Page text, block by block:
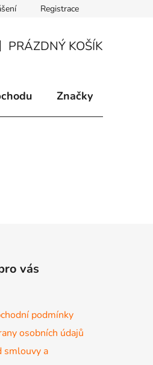
Kontakty
Registrace
PRÁZDNÝ KOŠÍK
Značky
vás
podmínky
osobních údajů
smlouvy a